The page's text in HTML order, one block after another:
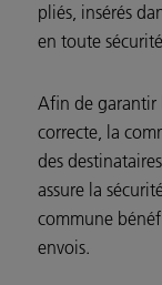
pliés, insérés
en toute
Afin de
correcte, la
des
assure la
commune
envois.